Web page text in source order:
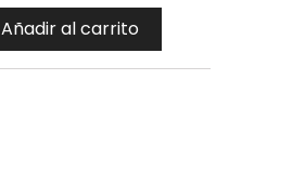
Añadir al carrito